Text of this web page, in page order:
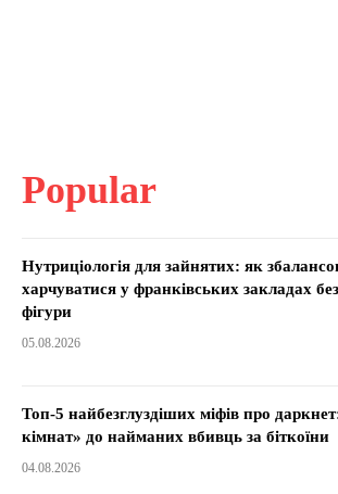
Popular
Нутриціологія для зайнятих: як
харчуватися у франківських закладах
фігури
05.08.2026
Топ-5 найбезглуздіших міфів про
кімнат» до найманих вбивць за біткоїни
04.08.2026